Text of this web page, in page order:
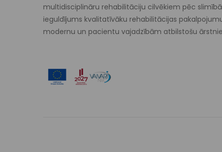
multidisciplināru rehabilitāciju cilvēkiem pēc
ieguldījums kvalitatīvāku rehabilitācijas
modernu un pacientu vajadzībām atbilstošu